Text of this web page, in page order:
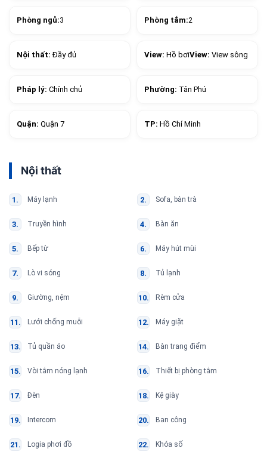
Phòng ngủ:3 Phòng tắm:2
Nội thất:Đầy đủ View: Hồ bơiView: View sông
Pháp lý: Chính chủ Phường: Tân Phú
Quận: Quận 7 TP: Hồ Chí Minh
Nội thất
Máy lạnh Sofa, bàn trà
Truyền hình Bàn ăn
Bếp từ Máy hút mùi
Lò vi sóng Tủ lạnh
Giường, nệm Rèm cửa
Lưới chống muỗi Máy giặt
Tủ quần áo Bàn trang điểm
Vòi tắm nóng lạnh Thiết bị phòng tắm
Đèn Kệ giày
Intercom Ban công
Logia phơi đồ Khóa số